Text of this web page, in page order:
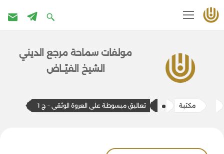
مولفات سماحة مرج​ع الديني
الشيخ الفيّــاض
مكتبة تعاليق مبسوطة علی العروة الوثقی – ج 1